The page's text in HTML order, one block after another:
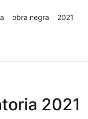
obra negra 2021
2021